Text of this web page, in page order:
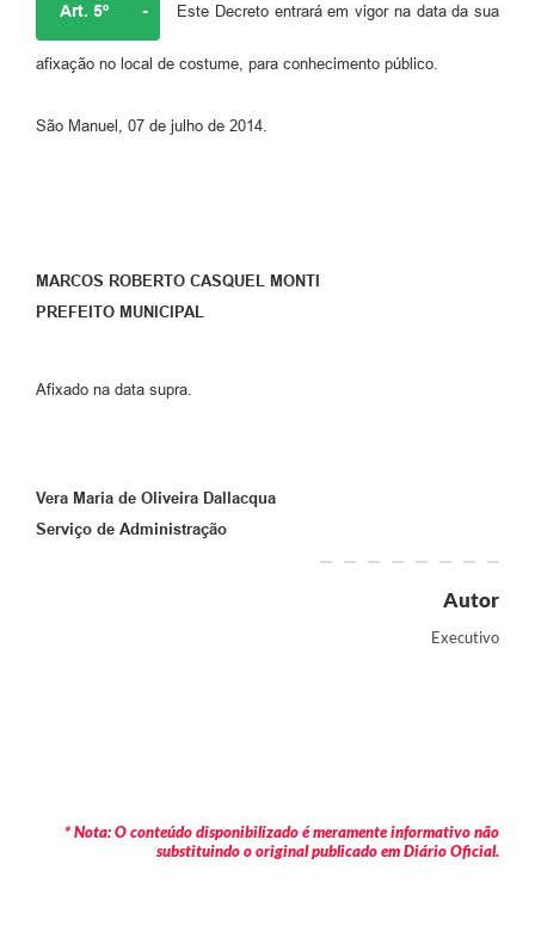
Art. 5º - Este Decreto entrará em vigor na data da sua
afixação no local de costume, para conhecimento público.
São Manuel, 07 de julho de 2014.
MARCOS ROBERTO CASQUEL MONTI
PREFEITO MUNICIPAL
Afixado na data supra.
Vera Maria de Oliveira Dallacqua
Serviço de Administração
Autor
Executivo
* Nota: O conteúdo disponibilizado é meramente informativo não
substituindo o original publicado em Diário Oficial.